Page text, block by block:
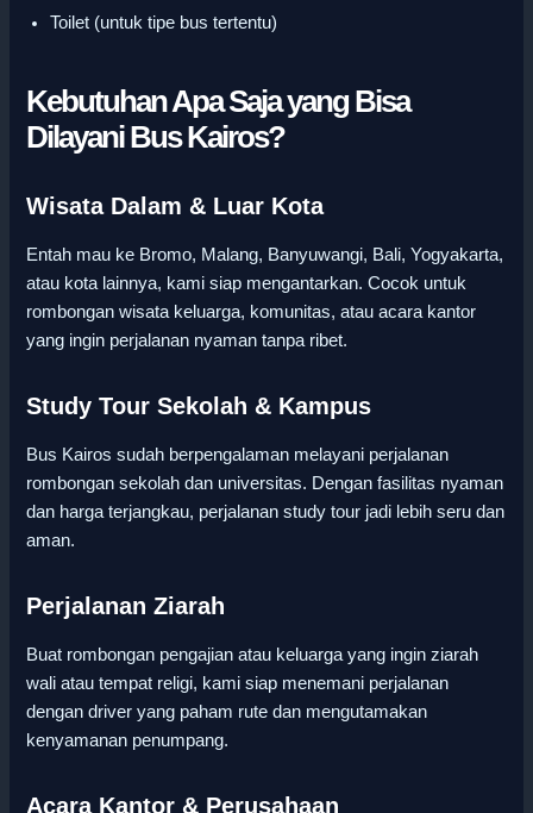
Toilet (untuk tipe bus tertentu)
Kebutuhan Apa Saja yang Bisa
Dilayani Bus Kairos?
Wisata Dalam & Luar Kota
Entah mau ke Bromo, Malang, Banyuwangi, Bali, Yogyakarta,
atau kota lainnya, kami siap mengantarkan. Cocok untuk
rombongan wisata keluarga, komunitas, atau acara kantor
yang ingin perjalanan nyaman tanpa ribet.
Study Tour Sekolah & Kampus
Bus Kairos sudah berpengalaman melayani perjalanan
rombongan sekolah dan universitas. Dengan fasilitas nyaman
dan harga terjangkau, perjalanan study tour jadi lebih seru dan
aman.
Perjalanan Ziarah
Buat rombongan pengajian atau keluarga yang ingin ziarah
wali atau tempat religi, kami siap menemani perjalanan
dengan driver yang paham rute dan mengutamakan
kenyamanan penumpang.
Acara Kantor & Perusahaan